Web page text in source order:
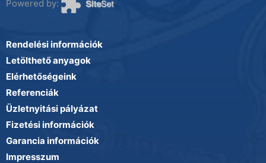
Powered by:
Rendelési információk
Letölthető anyagok
Elérhetőségeink
Referenciák
Üzletnyitási pályázat
Fizetési információk
Garancia információk
Impresszum